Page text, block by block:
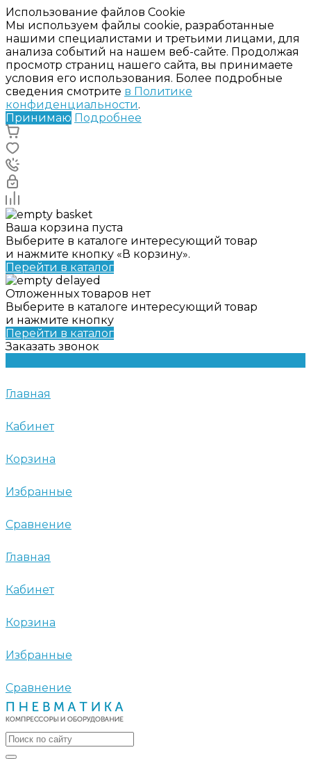
Использование файлов Cookie
Мы используем файлы cookie, разработанные
нашими специалистами и третьими лицами, для
анализа событий на нашем веб-сайте. Продолжая
просмотр страниц нашего сайта, вы принимаете
условия его использования. Более подробные
сведения смотрите в Политике
конфиденциальности.
Принимаю Подробнее
Ваша корзина пуста
Выберите в каталоге интересующий товар
и нажмите кнопку «В корзину».
Перейти в каталог
Отложенных товаров нет
Выберите в каталоге интересующий товар
и нажмите кнопку
Перейти в каталог
Заказать звонок
Главная
Кабинет
Корзина
Избранные
Сравнение
Главная
Кабинет
Корзина
Избранные
Сравнение